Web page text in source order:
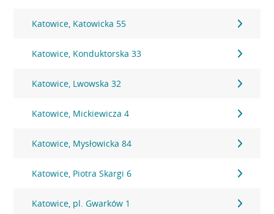
Katowice, Katowicka 55
Katowice, Konduktorska 33
Katowice, Lwowska 32
Katowice, Mickiewicza 4
Katowice, Mysłowicka 84
Katowice, Piotra Skargi 6
Katowice, pl. Gwarków 1